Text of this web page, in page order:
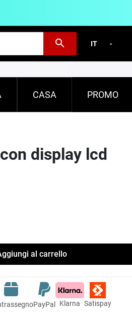
search
CASA PROMO
display lcd
al carrello
PayPal Klarna Satispay